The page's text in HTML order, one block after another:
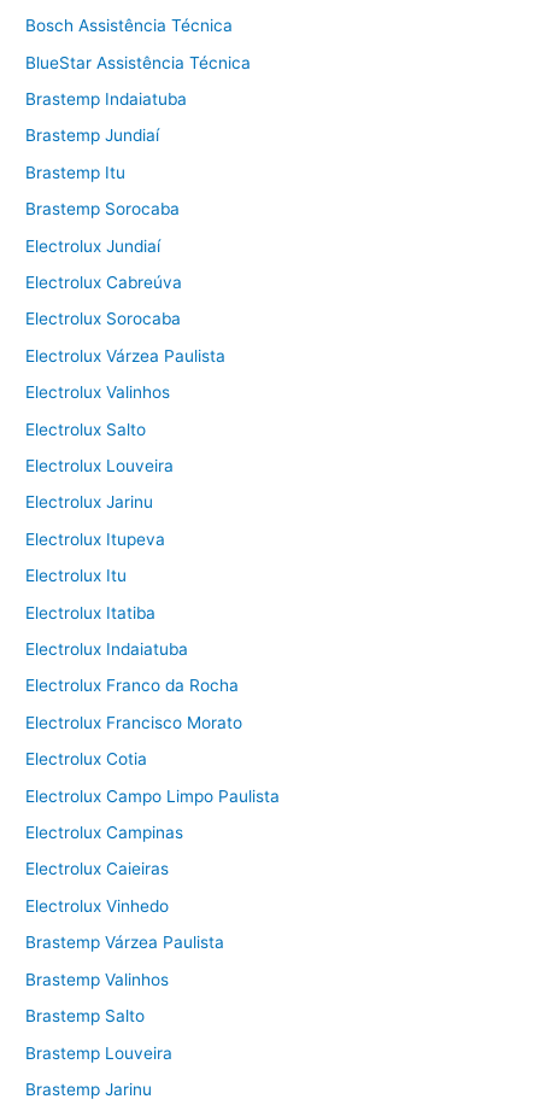
Bosch Assistência Técnica
BlueStar Assistência Técnica
Brastemp Indaiatuba
Brastemp Jundiaí
Brastemp Itu
Brastemp Sorocaba
Electrolux Jundiaí
Electrolux Cabreúva
Electrolux Sorocaba
Electrolux Várzea Paulista
Electrolux Valinhos
Electrolux Salto
Electrolux Louveira
Electrolux Jarinu
Electrolux Itupeva
Electrolux Itu
Electrolux Itatiba
Electrolux Indaiatuba
Electrolux Franco da Rocha
Electrolux Francisco Morato
Electrolux Cotia
Electrolux Campo Limpo Paulista
Electrolux Campinas
Electrolux Caieiras
Electrolux Vinhedo
Brastemp Várzea Paulista
Brastemp Valinhos
Brastemp Salto
Brastemp Louveira
Brastemp Jarinu